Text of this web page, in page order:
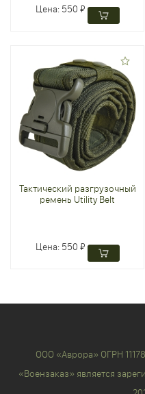
Цена: 550 ₽
Тактический разгрузочный
ремень Utility Belt
Цена: 550 ₽
ООО «Аврора» ОГРН
«Воензаказ» является